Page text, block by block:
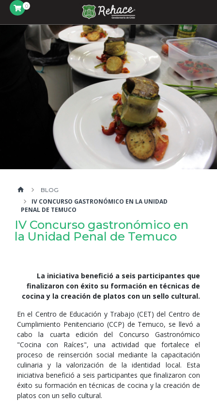
0
BLOG
IV CONCURSO GASTRONÓMICO EN LA UNIDAD
PENAL DE TEMUCO
IV Concurso gastronómico en
la Unidad Penal de Temuco
La iniciativa benefició a seis participantes que
finalizaron con éxito su formación en técnicas de
cocina y la creación de platos con un sello cultural.
En el Centro de Educación y Trabajo (CET) del Centro de
Cumplimiento Penitenciario (CCP) de Temuco, se llevó a
cabo la cuarta edición del Concurso Gastronómico
"Cocina con Raíces", una actividad que fortalece el
proceso de reinserción social mediante la capacitación
culinaria y la valorización de la identidad local. Esta
iniciativa benefició a seis participantes que finalizaron con
éxito su formación en técnicas de cocina y la creación de
platos con un sello cultural.